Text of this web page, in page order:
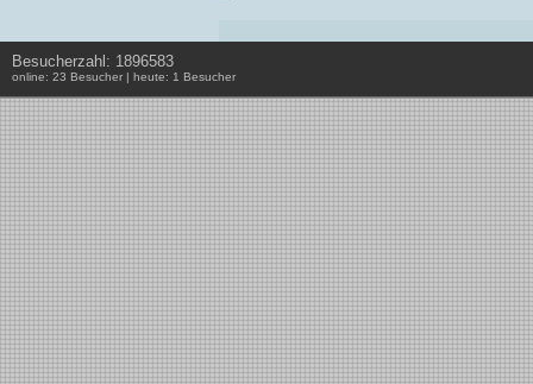
Besucherzahl: 1896583
online: 23 Besucher | heute: 1 Besucher